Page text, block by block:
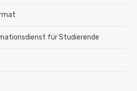
für Studierende